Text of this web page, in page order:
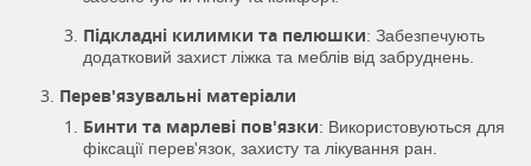
Підкладні килимки та пелюшки: Забезпечують
додатковий захист ліжка та меблів від забруднень.
Перев'язувальні матеріали
Бинти та марлеві пов'язки: Використовуються для
фіксації перев'язок, захисту та лікування ран.